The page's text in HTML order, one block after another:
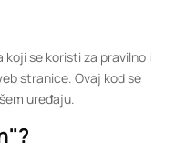
se koristi za pravilno i
stranice. Ovaj kod se
uređaju.